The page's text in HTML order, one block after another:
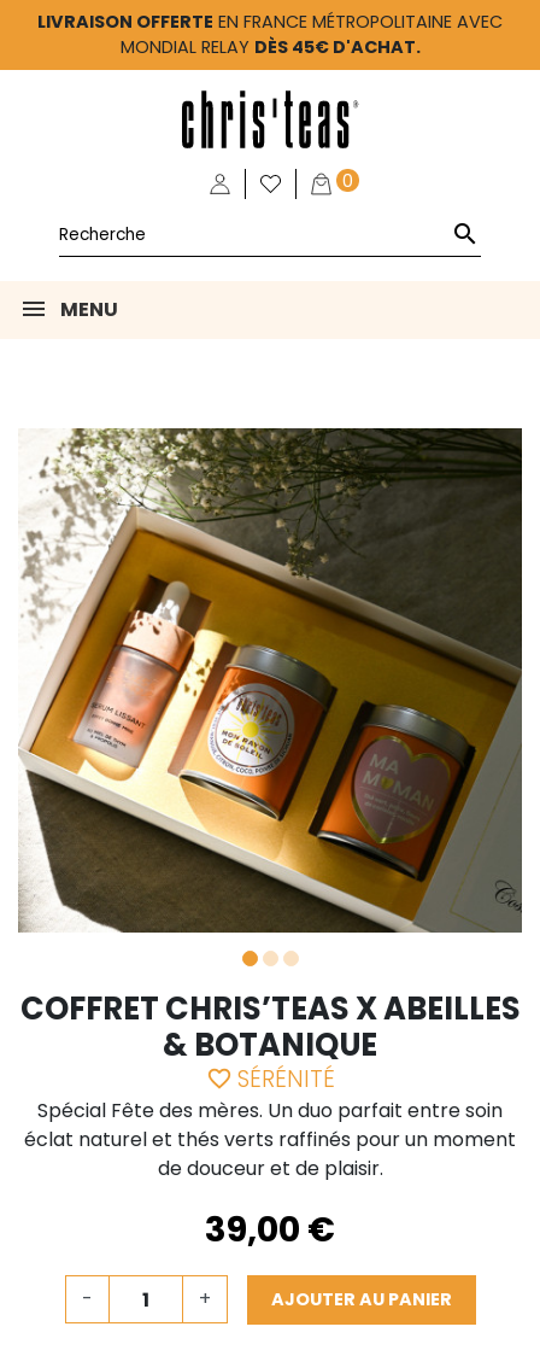
LIVRAISON OFFERTE EN FRANCE MÉTROPOLITAINE AVEC
MONDIAL RELAY DÈS 45€ D'ACHAT.
0

MENU
COFFRET CHRIS’TEAS X ABEILLES
& BOTANIQUE
favorite_border SÉRÉNITÉ
Spécial Fête des mères. Un duo parfait entre soin
éclat naturel et thés verts raffinés pour un moment
de douceur et de plaisir.
39,00 €
- + AJOUTER AU PANIER